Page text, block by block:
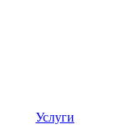
Услуги